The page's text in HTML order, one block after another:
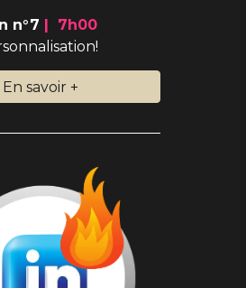
n°7 | 7h00
En savoir +